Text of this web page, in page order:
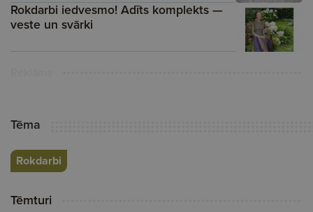
Rokdarbi iedvesmo! Adīts komplekts —
veste un svārki
Tēma
Rokdarbi
Tēmturi